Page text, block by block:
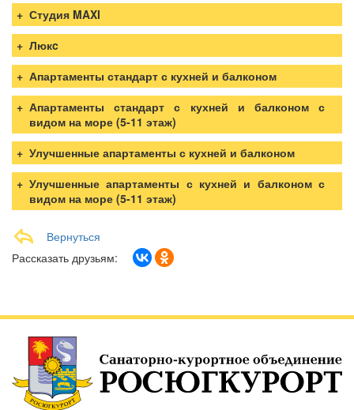
Студия MAXI
Люкc
Апартаменты стандарт с кухней и балконом
Апартаменты стандарт с кухней и балконом с
видом на море (5-11 этаж)
Улучшенные апартаменты с кухней и балконом
Улучшенные апартаменты с кухней и балконом с
видом на море (5-11 этаж)
Вернуться
Рассказать друзьям: